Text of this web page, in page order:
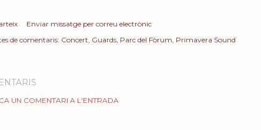
Enviar missatge per correu electrònic
de comentaris: Concert Guards Parc del Fòrum Primavera Sound
UN COMENTARI A L'ENTRADA